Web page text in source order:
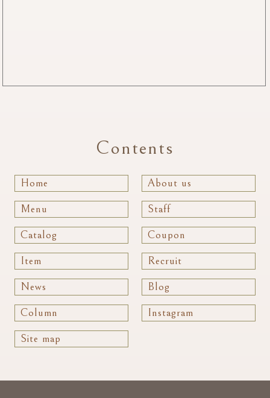
Contents
Home About us
Menu Staff
Catalog Coupon
Item Recruit
News Blog
Column Instagram
Site map